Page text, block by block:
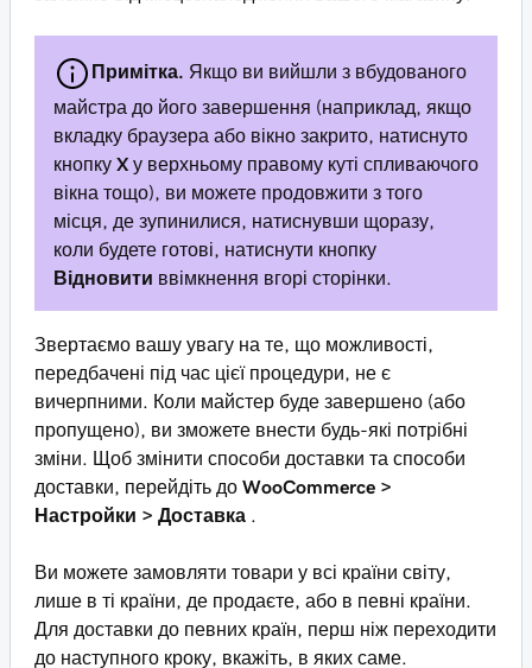
Примітка. Якщо ви вийшли з вбудованого
майстра до його завершення (наприклад, якщо
вкладку браузера або вікно закрито, натиснуто
кнопку X у верхньому правому куті спливаючого
вікна тощо), ви можете продовжити з того
місця, де зупинилися, натиснувши щоразу,
коли будете готові, натиснути кнопку
Відновити ввімкнення вгорі сторінки.
Звертаємо вашу увагу на те, що можливості,
передбачені під час цієї процедури, не є
вичерпними. Коли майстер буде завершено (або
пропущено), ви зможете внести будь-які потрібні
зміни. Щоб змінити способи доставки та способи
доставки, перейдіть до WooCommerce >
Настройки > Доставка
Ви можете замовляти товари у всі країни світу,
лише в ті країни, де продаєте, або в певні країни.
Для доставки до певних країн, перш ніж переходити
до наступного кроку, вкажіть, в яких саме.